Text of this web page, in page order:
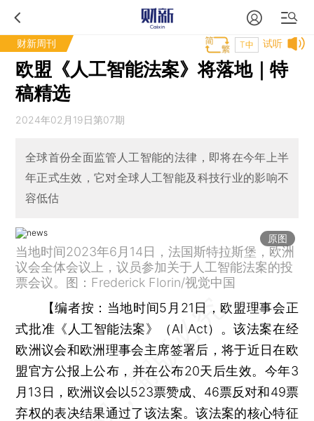
财新周刊 试听
T中
欧盟《人工智能法案》将落地｜特
稿精选
2024年02月19日第07期
全球首份全面监管人工智能的法律，即将在今年上半
年正式生效，它对全球人工智能及科技行业的影响不
容低估
原图
当地时间2023年6月14日，法国斯特拉斯堡，欧洲
议会全体会议上，议员参加关于人工智能法案的投
票会议。图：Frederick Florin/视觉中国
【编者按： 当地时间5月21日，欧盟理事会正
式批准《人工智能法案》（AI Act）。该法案在经
欧洲议会和欧洲理事会主席签署后，将于近日在欧
盟官方公报上公布，并在公布20天后生效。今年3
月13日，欧洲议会以523票赞成、46票反对和49票
弃权的表决结果通过了该法案。该法案的核心特征